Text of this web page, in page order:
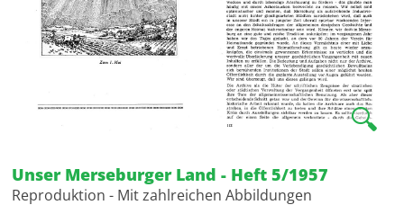
🔍
Unser Merseburger Land - Heft 5/1957
Reproduktion - Mit zahlreichen Abbildungen